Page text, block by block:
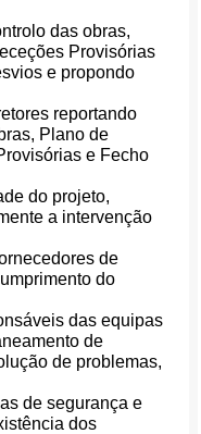
das obras,
Provisórias
e propondo
reportando
Plano de
e Fecho
do projeto,
a intervenção
de
do
das equipas
de
de problemas,
de segurança e
dos